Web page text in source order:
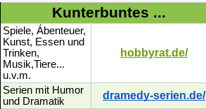
Kunterbuntes ...
Spiele, Ábenteuer,
Kunst, Essen und
Trinken,
Musik,Tiere...
u.v.m.
hobbyrat.de/
Serien mit Humor
und Dramatik
dramedy-serien.de/